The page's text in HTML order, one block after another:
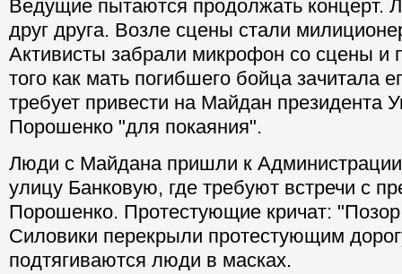
Ведущие пытаются продолжать концерт.
друг друга. Возле сцены стали
Активисты забрали микрофон со сцены и
того как мать погибшего бойца зачитала
требует привести на Майдан президента
Порошенко "для покаяния".
Люди с Майдана пришли к
улицу Банковую, где требуют встречи с
Порошенко. Протестующие кричат:
Силовики перекрыли протестующим
подтягиваются люди в масках.